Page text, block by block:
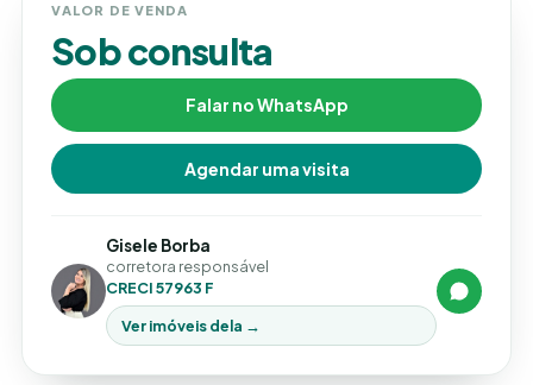
VALOR DE VENDA
Sob consulta
Falar no WhatsApp
Agendar uma visita
Gisele Borba
corretora responsável
CRECI 57963 F
Ver imóveis dela →